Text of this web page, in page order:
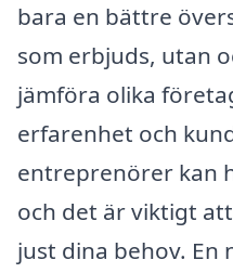
bara en bättre
som erbjuds, utan
jämföra olika
erfarenhet och
entreprenörer kan
och det är viktigt
just dina behov.